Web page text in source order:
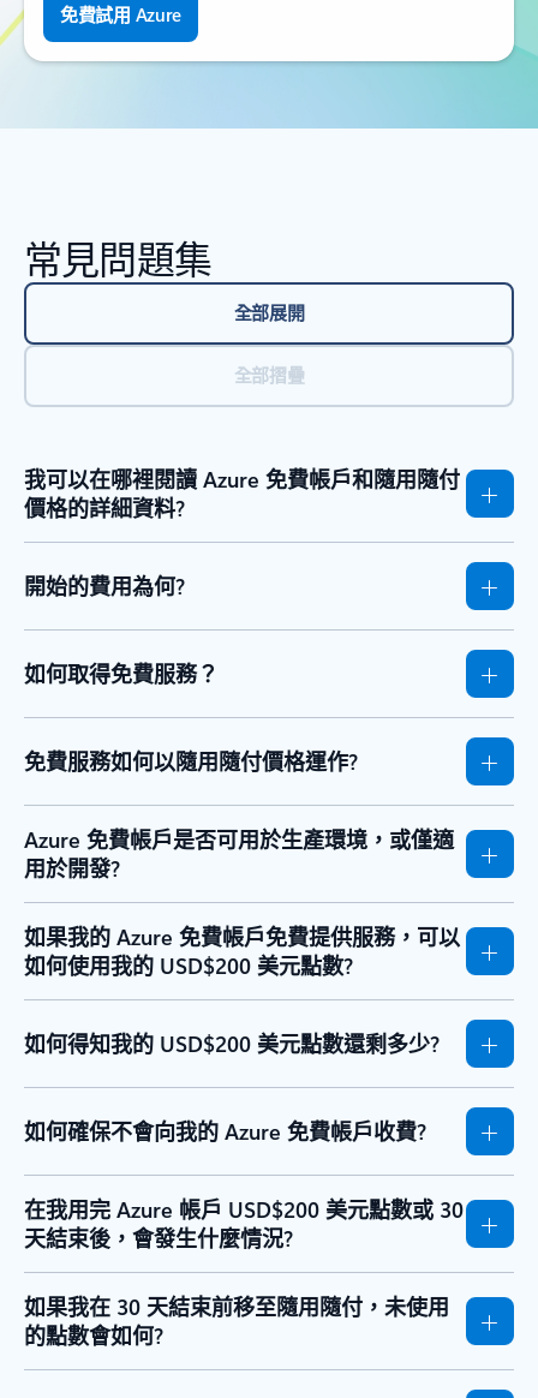
免費試用 Azure
常見問題集
全部展開
全部摺疊
我可以在哪裡閱讀 Azure 免費帳戶和隨用隨付
價格的詳細資料?
開始的費用為何?
如何取得免費服務？
免費服務如何以隨用隨付價格運作?
Azure 免費帳戶是否可用於生產環境，或僅適
用於開發?
如果我的 Azure 免費帳戶免費提供服務，可以
如何使用我的 USD$200 美元點數?
如何得知我的 USD$200 美元點數還剩多少?
如何確保不會向我的 Azure 免費帳戶收費?
在我用完 Azure 帳戶 USD$200 美元點數或 30
天結束後，會發生什麼情況?
如果我在 30 天結束前移至隨用隨付，未使用
的點數會如何?